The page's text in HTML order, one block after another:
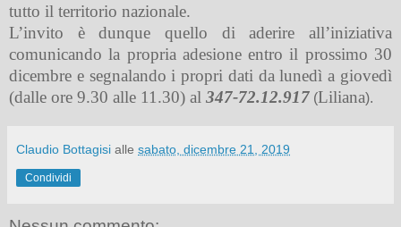
tutto il territorio nazionale.
L’invito è dunque quello di aderire all’iniziativa
comunicando la propria adesione entro il prossimo 30
dicembre e segnalando i propri dati da lunedì a giovedì
(dalle ore 9.30 alle 11.30) al 347-72.12.917 (Liliana).
Claudio Bottagisi alle sabato, dicembre 21, 2019
Condividi